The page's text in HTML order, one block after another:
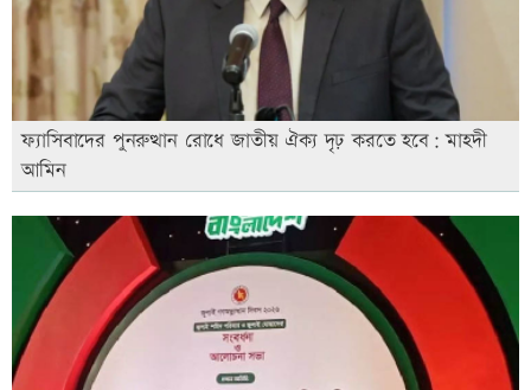
ফ্যাসিবাদের পুনরুত্থান রোধে জাতীয় ঐক্য দৃঢ় করতে হবে: মাহদী
আমিন